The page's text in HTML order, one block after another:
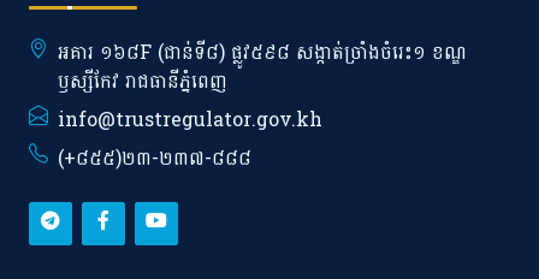
អគារ ១៦៨F (ជាន់ទី៨) ផ្លូវ៥៩៨ សង្កាត់ច្រាំងចំរេះ១ ខណ្ឌ
ឫស្សីកែវ រាជធានីភ្នំពេញ
info@trustregulator.gov.kh
(+៨៥៥)២៣-២៣៧-៨៨៨